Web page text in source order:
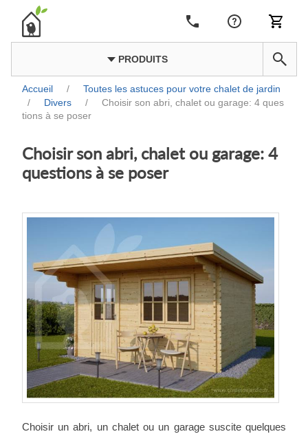
PRODUITS
Accueil /
Toutes les astuces pour votre chalet de jardin
/
Divers /
Choisir son abri, chalet ou garage: 4 ques
tions à se poser
Choisir son abri, chalet ou garage: 4
questions à se poser
Choisir un abri, un chalet ou un garage suscite quelques